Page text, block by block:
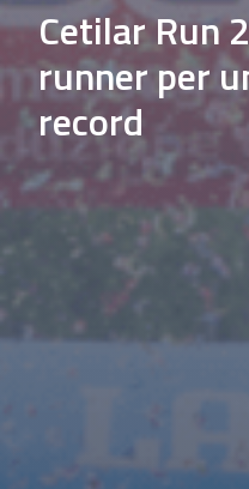
Cetilar Run
runner per
record